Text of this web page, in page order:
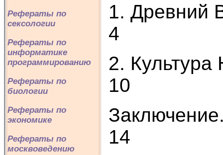
Рефераты по
сексологии
Рефераты по
информатике
программированию
Рефераты по
биологии
Рефераты по
экономике
Рефераты по
москвоведению
1. Древний
4
2.
10
14